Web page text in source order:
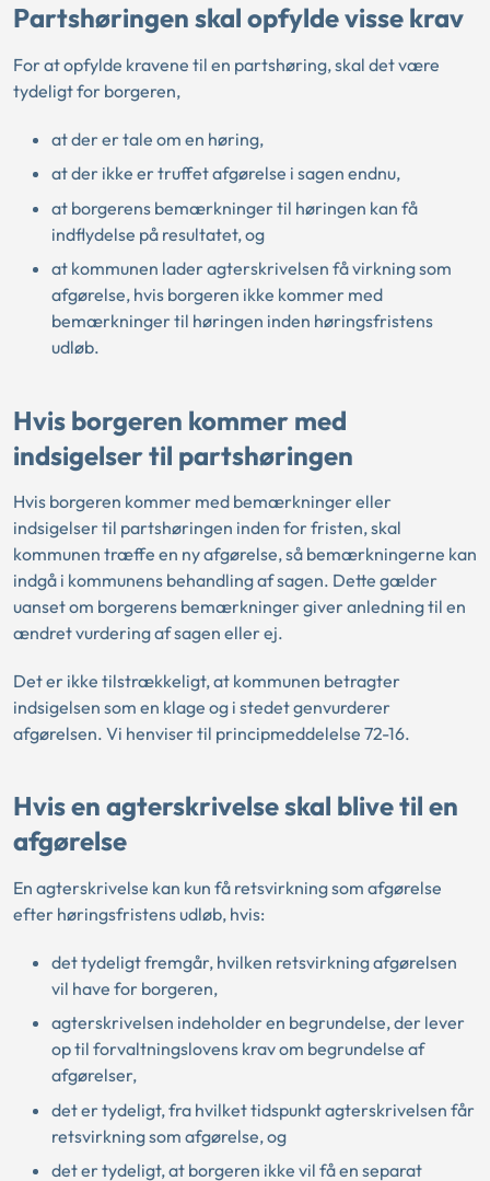
Partshøringen skal opfylde visse krav
For at opfylde kravene til en partshøring, skal det være
tydeligt for borgeren,
at der er tale om en høring,
at der ikke er truffet afgørelse i sagen endnu,
at borgerens bemærkninger til høringen kan få
indflydelse på resultatet, og
at kommunen lader agterskrivelsen få virkning som
afgørelse, hvis borgeren ikke kommer med
bemærkninger til høringen inden høringsfristens
udløb.
Hvis borgeren kommer med
indsigelser til partshøringen
Hvis borgeren kommer med bemærkninger eller
indsigelser til partshøringen inden for fristen, skal
kommunen træffe en ny afgørelse, så bemærkningerne kan
indgå i kommunens behandling af sagen. Dette gælder
uanset om borgerens bemærkninger giver anledning til en
ændret vurdering af sagen eller ej.
Det er ikke tilstrækkeligt, at kommunen betragter
indsigelsen som en klage og i stedet genvurderer
afgørelsen. Vi henviser til principmeddelelse 72-16.
Hvis en agterskrivelse skal blive til en
afgørelse
En agterskrivelse kan kun få retsvirkning som afgørelse
efter høringsfristens udløb, hvis:
det tydeligt fremgår, hvilken retsvirkning afgørelsen
vil have for borgeren,
agterskrivelsen indeholder en begrundelse, der lever
op til forvaltningslovens krav om begrundelse af
afgørelser,
det er tydeligt, fra hvilket tidspunkt agterskrivelsen får
retsvirkning som afgørelse, og
det er tydeligt, at borgeren ikke vil få en separat